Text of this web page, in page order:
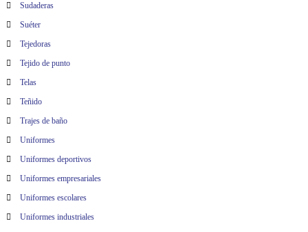
Sudaderas
Suéter
Tejedoras
Tejido de punto
Telas
Teñido
Trajes de baño
Uniformes
Uniformes deportivos
Uniformes empresariales
Uniformes escolares
Uniformes industriales